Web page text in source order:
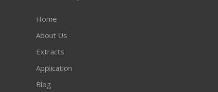
Home
About Us
Extracts
Application
Blog